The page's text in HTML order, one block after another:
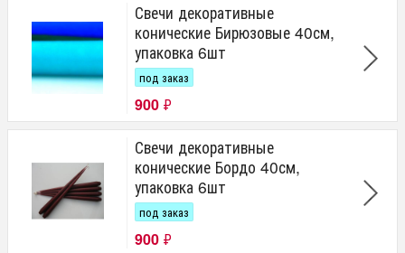
Свечи декоративные
конические Бирюзовые 40см,
упаковка 6шт
под заказ
900 ₽
Свечи декоративные
конические Бордо 40см,
упаковка 6шт
под заказ
900 ₽